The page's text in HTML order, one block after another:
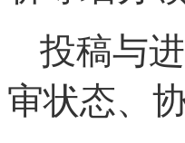
投稿与
审状态、